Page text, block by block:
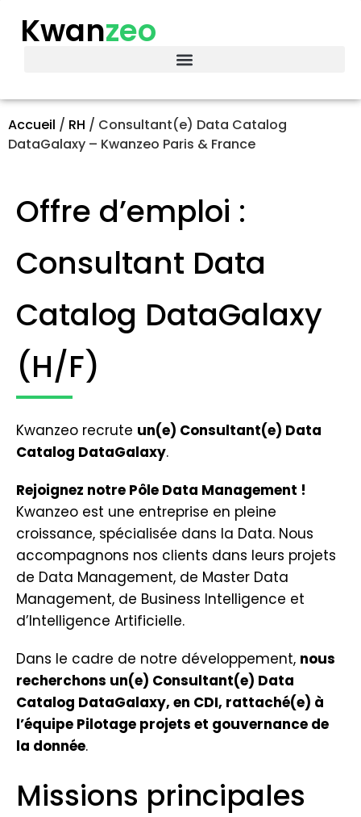
Kwanzeo
Accueil / RH / Consultant(e) Data Catalog
DataGalaxy – Kwanzeo Paris & France
Offre d’emploi :
Consultant Data
Catalog DataGalaxy
(H/F)
Kwanzeo recrute un(e) Consultant(e) Data
Catalog DataGalaxy.
Rejoignez notre Pôle Data Management !
Kwanzeo est une entreprise en pleine
croissance, spécialisée dans la Data. Nous
accompagnons nos clients dans leurs projets
de Data Management, de Master Data
Management, de Business Intelligence et
d’Intelligence Artificielle.
Dans le cadre de notre développement, nous
recherchons un(e) Consultant(e) Data
Catalog DataGalaxy, en CDI, rattaché(e) à
l’équipe Pilotage projets et gouvernance de
la donnée.
Missions principales